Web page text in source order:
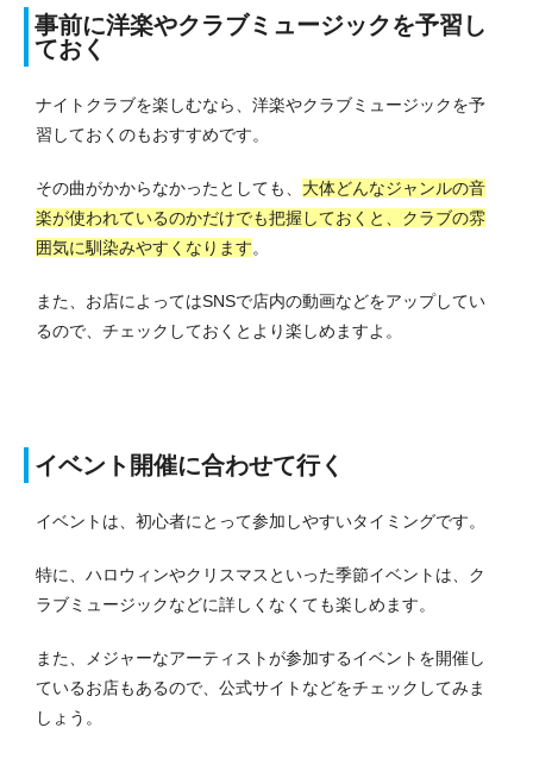
事前に洋楽やクラブミュージックを予習し
ておく
ナイトクラブを楽しむなら、洋楽やクラブミュージックを予
習しておくのもおすすめです。
その曲がかからなかったとしても、 大体どんなジャンルの音
楽が使われているのかだけでも把握しておくと、クラブの雰
囲気に馴染みやすくなります。
また、お店によってはSNSで店内の動画などをアップしてい
るので、チェックしておくとより楽しめますよ。
イベント開催に合わせて行く
イベントは、初心者にとって参加しやすいタイミングです。
特に、ハロウィンやクリスマスといった季節イベントは、ク
ラブミュージックなどに詳しくなくても楽しめます。
また、メジャーなアーティストが参加するイベントを開催し
ているお店もあるので、公式サイトなどをチェックしてみま
しょう。